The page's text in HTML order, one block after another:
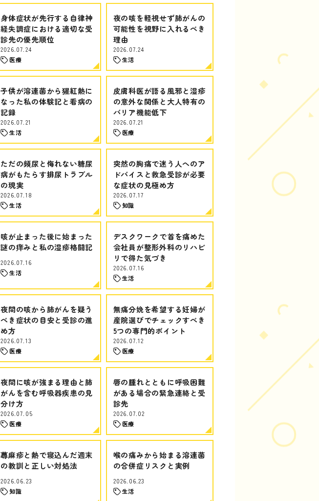
身体症状が先行する自律神
経失調症における適切な受
診先の優先順位
2026.07.24
医療
夜の咳を軽視せず肺がんの
可能性を視野に入れるべき
理由
2026.07.24
生活
子供が溶連菌から猩紅熱に
なった私の体験記と看病の
記録
2026.07.21
生活
皮膚科医が語る風邪と湿疹
の意外な関係と大人特有の
バリア機能低下
2026.07.21
医療
ただの頻尿と侮れない糖尿
病がもたらす排尿トラブル
の現実
2026.07.18
生活
突然の胸痛で迷う人へのア
ドバイスと救急受診が必要
な症状の見極め方
2026.07.17
知識
咳が止まった後に始まった
謎の痒みと私の湿疹格闘記
2026.07.16
生活
デスクワークで首を痛めた
会社員が整形外科のリハビ
リで得た気づき
2026.07.16
生活
夜間の咳から肺がんを疑う
べき症状の目安と受診の進
め方
2026.07.13
医療
無痛分娩を希望する妊婦が
産院選びでチェックすべき
5つの専門的ポイント
2026.07.12
医療
夜間に咳が強まる理由と肺
がんを含む呼吸器疾患の見
分け方
2026.07.05
医療
唇の腫れとともに呼吸困難
がある場合の緊急連絡と受
診先
2026.07.02
医療
蕁麻疹と熱で寝込んだ週末
の教訓と正しい対処法
2026.06.23
知識
喉の痛みから始まる溶連菌
の合併症リスクと実例
2026.06.23
生活